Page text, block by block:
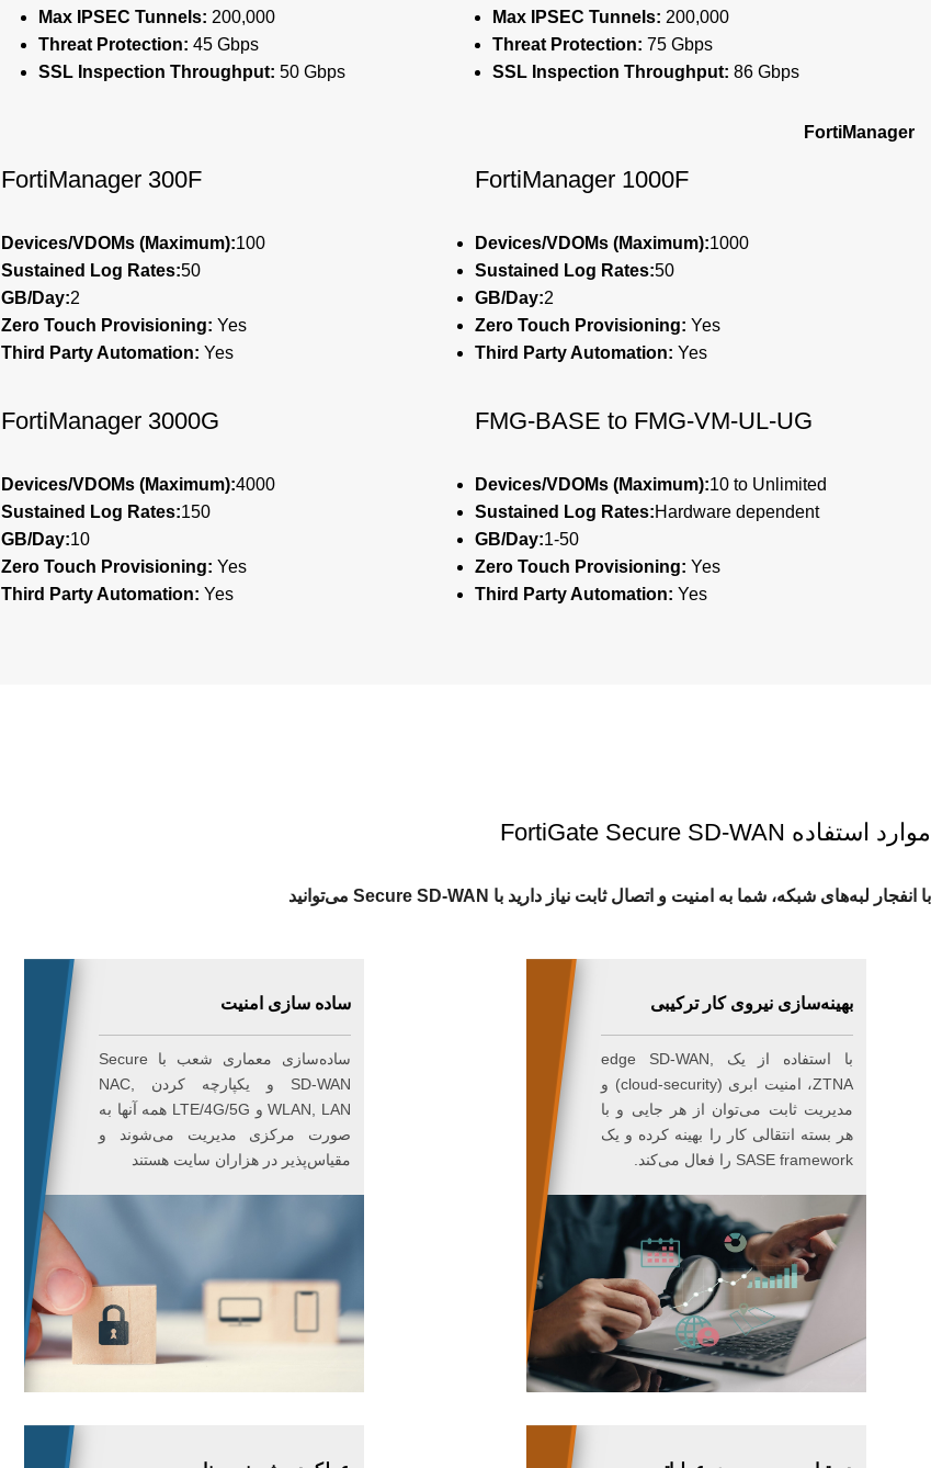
Max IPSEC Tunnels: 200,000
Threat Protection: 45 Gbps
SSL Inspection Throughput: 50 Gbps
Max IPSEC Tunnels: 200,000
Threat Protection: 75 Gbps
SSL Inspection Throughput: 86 Gbps
FortiManager
FortiManager 300F
Devices/VDOMs (Maximum):100
Sustained Log Rates:50
GB/Day:2
Zero Touch Provisioning: Yes
Third Party Automation: Yes
FortiManager 1000F
Devices/VDOMs (Maximum):1000
Sustained Log Rates:50
GB/Day:2
Zero Touch Provisioning: Yes
Third Party Automation: Yes
FortiManager 3000G
Devices/VDOMs (Maximum):4000
Sustained Log Rates:150
GB/Day:10
Zero Touch Provisioning: Yes
Third Party Automation: Yes
FMG-BASE to FMG-VM-UL-UG
Devices/VDOMs (Maximum):10 to Unlimited
Sustained Log Rates:Hardware dependent
GB/Day:1-50
Zero Touch Provisioning: Yes
Third Party Automation: Yes
موارد استفاده FortiGate Secure SD-WAN
با انفجار لبه‌های شبکه، شما به امنیت و اتصال ثابت نیاز دارید با Secure SD-WAN می‌توانید
بهینه‌سازی نیروی کار ترکیبی
با استفاده از یک edge SD-WAN,
ZTNA، امنیت ابری (cloud-security) و
مدیریت ثابت می‌توان از هر جایی و با
هر بسته انتقالی کار را بهینه کرده و یک
SASE framework را فعال می‌کند.
ساده سازی امنیت
ساده‌سازی معماری شعب با Secure
SD-WAN و یکپارچه کردن NAC,
WLAN, LAN و LTE/4G/5G همه آنها به
صورت مرکزی مدیریت می‌شوند و
مقیاس‌پذیر در هزاران سایت هستند